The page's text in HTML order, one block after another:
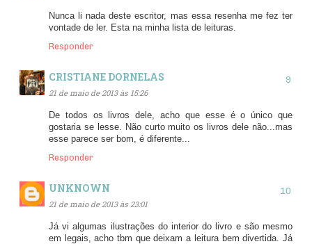
Nunca li nada deste escritor, mas essa resenha me fez ter
vontade de ler. Esta na minha lista de leituras.
Responder
CRISTIANE DORNELAS
21 de maio de 2013 às 15:26
De todos os livros dele, acho que esse é o único que
gostaria se lesse. Não curto muito os livros dele não...mas
esse parece ser bom, é diferente...
Responder
UNKNOWN
21 de maio de 2013 às 23:01
Já vi algumas ilustrações do interior do livro e são mesmo
em legais, acho tbm que deixam a leitura bem divertida. Já